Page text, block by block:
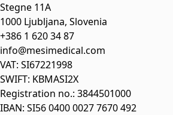
Stegne 11A
1000 Ljubljana, Slovenia
+386 1 620 34 87
info@mesimedical.com
VAT: SI67221998
SWIFT: KBMASI2X
Registration no.: 3844501000
IBAN: SI56 0400 0027 7670 492